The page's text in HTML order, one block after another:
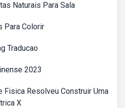
Naturais Para Sala
Para Colorir
Traducao
2023
Fisica Resolveu Construir Uma
X